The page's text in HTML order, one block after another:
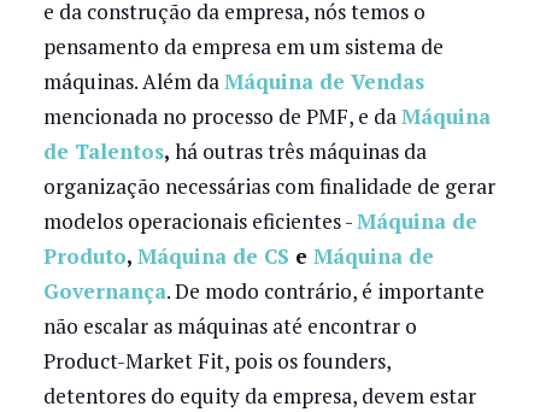
e da construção da empresa, nós temos o
pensamento da empresa em um sistema de
máquinas. Além daMáquina de Vendas
mencionada no processo de PMF, e daMáquina
de Talentos, há outras três máquinas da
organização necessárias com finalidade de gerar
modelos operacionais eficientes -Máquina de
Produto, Máquina de CS e Máquina de
Governança. De modo contrário, é importante
não escalar as máquinas até encontrar o
Product-Market Fit, pois os founders,
detentores do equity da empresa, devem estar